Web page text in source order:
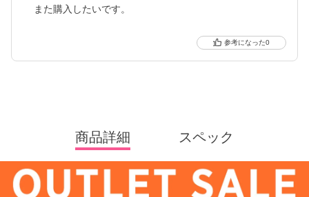
また購入したいです。
0
商品詳細 スペック